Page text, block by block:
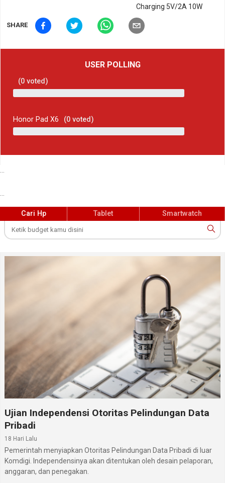
Charging 5V/2A 10W
SHARE
USER POLLING
(0 voted)
Honor Pad X6 (0 voted)
Cari Hp Tablet Smartwatch
Ujian Independensi Otoritas Pelindungan Data
Pribadi
18 Hari Lalu
Pemerintah menyiapkan Otoritas Pelindungan Data Pribadi di luar
Komdigi. Independensinya akan ditentukan oleh desain pelaporan,
anggaran, dan penegakan.